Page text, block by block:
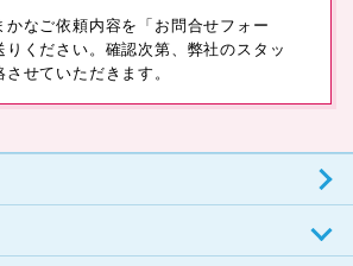
かなご依頼内容を「お問合せフォー
りください。確認次第、弊社のスタッ
せていただきます。